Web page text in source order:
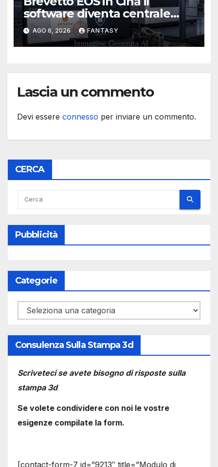
software diventa centrale
nella stampa 3D industriale
AGO 6, 2026 FANTASY
Lascia un commento
Devi essere connesso per inviare un commento.
CERCA
Pubblicità
Categorie
Categorie
Consulenza Sulla Stampa 3d
Scriveteci se avete bisogno di risposte sulla
stampa 3d
Se volete condividere con noi le vostre
esigenze compilate la form.
[contact-form-7 id=”9213″ title=”Modulo di